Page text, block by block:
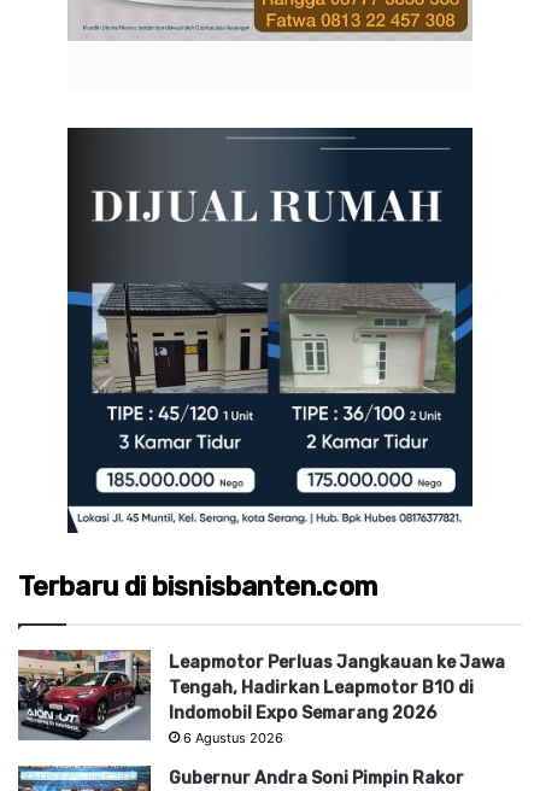
Terbaru di bisnisbanten.com
Leapmotor Perluas Jangkauan ke Jawa
Tengah, Hadirkan Leapmotor B10 di
Indomobil Expo Semarang 2026
6 Agustus 2026
Gubernur Andra Soni Pimpin Rakor